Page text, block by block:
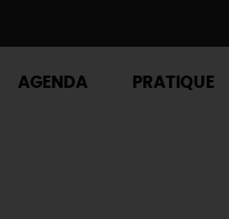
AGENDA PRATIQUE